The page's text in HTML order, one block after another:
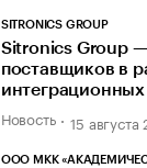
SITRONICS GROUP
Sitronics Group
поставщиков в
интеграционных
Новость 15 августа
ООО МКК